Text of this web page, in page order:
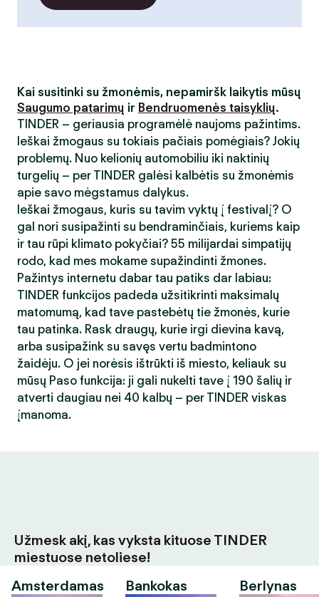
Kai susitinki su žmonėmis, nepamiršk laikytis mūsų
Saugumo patarimų ir Bendruomenės taisyklių.
TINDER – geriausia programėlė naujoms pažintims.
Ieškai žmogaus su tokiais pačiais pomėgiais? Jokių
problemų. Nuo kelionių automobiliu iki naktinių
turgelių – per TINDER galėsi kalbėtis su žmonėmis
apie savo mėgstamus dalykus.
Ieškai žmogaus, kuris su tavim vyktų į festivalį? O
gal nori susipažinti su bendraminčiais, kuriems kaip
ir tau rūpi klimato pokyčiai? 55 milijardai simpatijų
rodo, kad mes mokame supažindinti žmones.
Pažintys internetu dabar tau patiks dar labiau:
TINDER funkcijos padeda užsitikrinti maksimalų
matomumą, kad tave pastebėtų tie žmonės, kurie
tau patinka. Rask draugų, kurie irgi dievina kavą,
arba susipažink su savęs vertu badmintono
žaidėju. O jei norėsis ištrūkti iš miesto, keliauk su
mūsų Paso funkcija: ji gali nukelti tave į 190 šalių ir
atverti daugiau nei 40 kalbų – per TINDER viskas
įmanoma.
Užmesk akį, kas vyksta kituose TINDER
miestuose netoliese!
Amsterdamas
Bankokas Berlynas